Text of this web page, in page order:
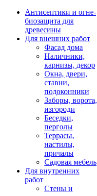
Антисептики и огне-
биозащита для
древесины
Для внешних работ
Фасад дома
Наличники,
карнизы, декор
Окна, двери,
ставни,
подоконники
Заборы, ворота,
изгороди
Беседки,
перголы
Террасы,
настилы,
причалы
Садовая мебель
Для внутренних
работ
Стены и